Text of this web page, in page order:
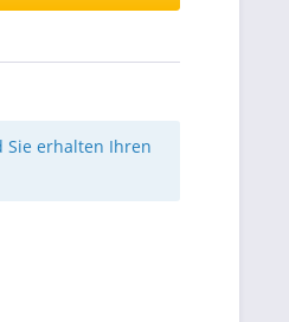
Sie erhalten Ihren